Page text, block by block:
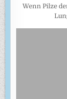
Wenn Pilze